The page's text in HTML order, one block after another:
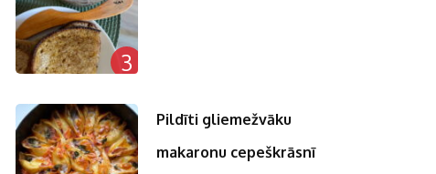
3
Pildīti gliemežvāku
makaronu cepeškrāsnī